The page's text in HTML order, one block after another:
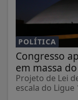
POLÍTICA
Congresso
em massa
Projeto de Lei
escala do Ligue